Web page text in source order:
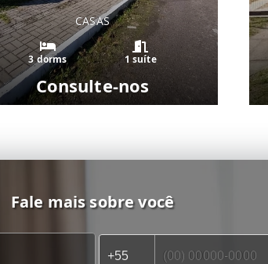
CASAS
3 dorms 1 suíte
Consulte-nos
Fale mais sobre você